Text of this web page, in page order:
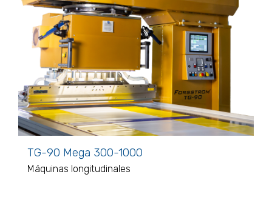
TG-90 Mega 300-1000
Máquinas longitudinales